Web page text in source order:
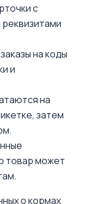
с
на коды
и
на
затем
товар может
о кормах